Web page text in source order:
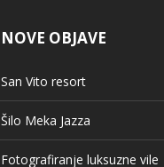
NOVE OBJAVE
San Vito resort
Šilo Meka Jazza
Fotografiranje luksuzne vile